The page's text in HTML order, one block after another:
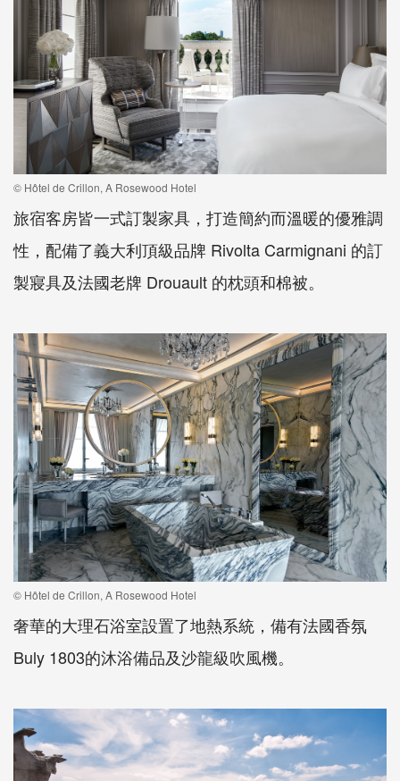
© Hôtel de Crillon, A Rosewood Hotel
旅宿客房皆一式訂製家具，打造簡約而溫暖的優雅調
性，配備了義大利頂級品牌 Rivolta Carmignani 的訂
製寢具及法國老牌 Drouault 的枕頭和棉被。
© Hôtel de Crillon, A Rosewood Hotel
奢華的大理石浴室設置了地熱系統，備有法國香氛
Buly 1803的沐浴備品及沙龍級吹風機。